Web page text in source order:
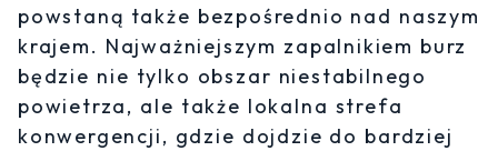
powstaną także bezpośrednio nad naszym
krajem. Najważniejszym zapalnikiem burz
będzie nie tylko obszar niestabilnego
powietrza, ale także lokalna strefa
konwergencji, gdzie dojdzie do bardziej